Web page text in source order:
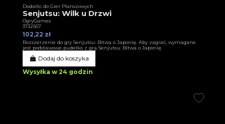
Dodatki do Gier Planszowych
Senjutsu: Wilk u Drzwi
OgryGames
3T32567
102,22 zł
Rozszerzenie do gry Senjutsu: Bitwa o Japonię. Aby zagrać, wymagane
jest podstawowe pudełko z grą Senjutsu: Bitwa o Japonię.
Dodaj do koszyka
Wysyłka w 24 godzin